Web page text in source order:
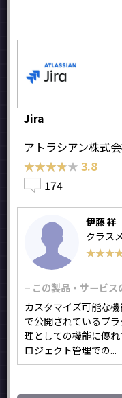
Jira
アトラシアン株式
★★★★★
★★★★★ 3.8
174
伊藤 祥
クラス
− この製品・サービ
カスタマイズ可能な
で公開されているプ
理としての機能に優
ロジェクト管理での...